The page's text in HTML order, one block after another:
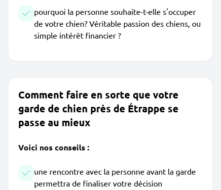
pourquoi la personne souhaite-t-elle s'occuper
de votre chien? Véritable passion des chiens, ou
simple intérêt financier ?
Comment faire en sorte que votre
garde de chien près de Étrappe se
passe au mieux
Voici nos conseils :
une rencontre avec la personne avant la garde
permettra de finaliser votre décision